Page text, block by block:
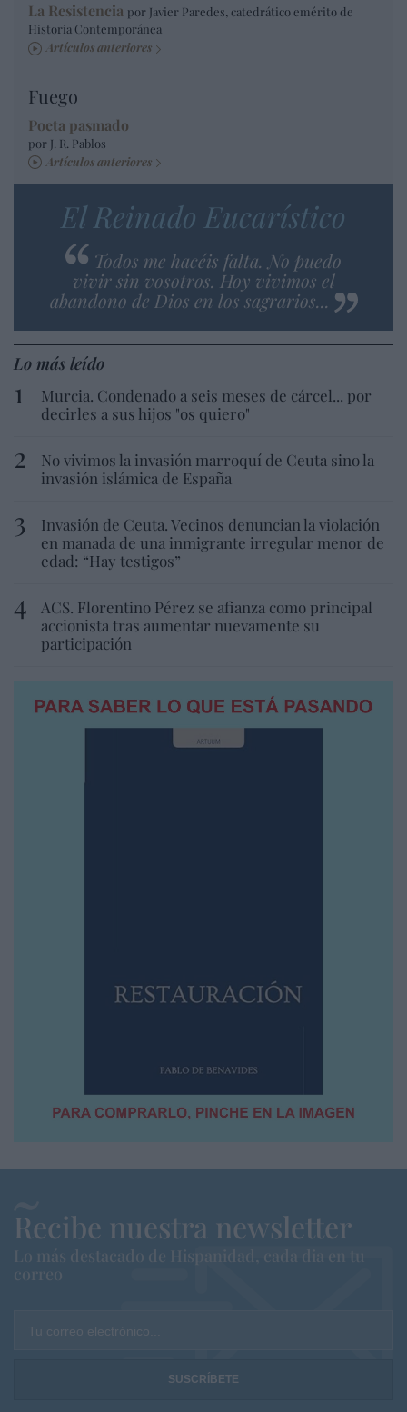
La Resistencia por Javier Paredes, catedrático emérito de
Historia Contemporánea
Artículos anteriores
Fuego
Poeta pasmado
por J. R. Pablos
Artículos anteriores
El Reinado Eucarístico
Todos me hacéis falta. No puedo
vivir sin vosotros. Hoy vivimos el
abandono de Dios en los sagrarios...
Lo más leído
Murcia. Condenado a seis meses de cárcel... por
decirles a sus hijos "os quiero"
No vivimos la invasión marroquí de Ceuta sino la
invasión islámica de España
Invasión de Ceuta. Vecinos denuncian la violación
en manada de una inmigrante irregular menor de
edad: “Hay testigos”
ACS. Florentino Pérez se afianza como principal
accionista tras aumentar nuevamente su
participación
Recibe nuestra newsletter
Lo más destacado de Hispanidad, cada dia en tu
correo
Tu correo electrónico...